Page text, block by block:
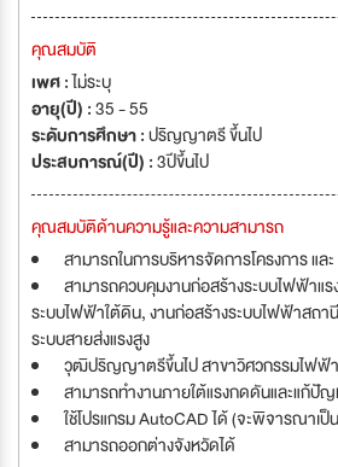
คุณสมบัติ
เพศ :ไม่ระบุ
อายุ(ปี) :35 - 55
ระดับการศึกษา :ปริญญาตรี ขึ้นไป
ประสบการณ์(ปี) :3ปีขึ้นไป
คุณสมบัติด้านความรู้และความสามารถ
สามารถในการบริหารจัดการโครงการ แล
สามารถควบคุมงานก่อสร้างระบบไฟฟ้าแร
ระบบไฟฟ้าใต้ดิน, งานก่อสร้างระบบไฟฟ้าสถ
ระบบสายส่งแรงสูง
วุฒิปริญญาตรีขึ้นไป สาขาวิศวกรรมไฟฟ้า
สามารถทำงานภายใต้แรงกดดันและแก้ปั
ใช้โปรแกรม AutoCAD ได้ (จะพิจารณาเป็
สามารถออกต่างจังหวัดได้